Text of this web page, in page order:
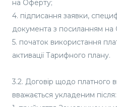
на Оферту;
4. підписання заявки,
документа з посиланням на
5. початок використання
активації Тарифного плану.
3.2. Договір щодо платного
вважається укладеним після: